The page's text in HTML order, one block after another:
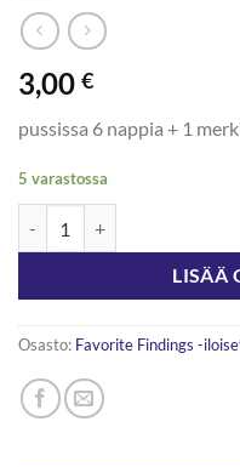
3,00 €
pussissa 6 nappia + 1
5 varastossa
LISÄÄ
Osasto: Favorite Findings -